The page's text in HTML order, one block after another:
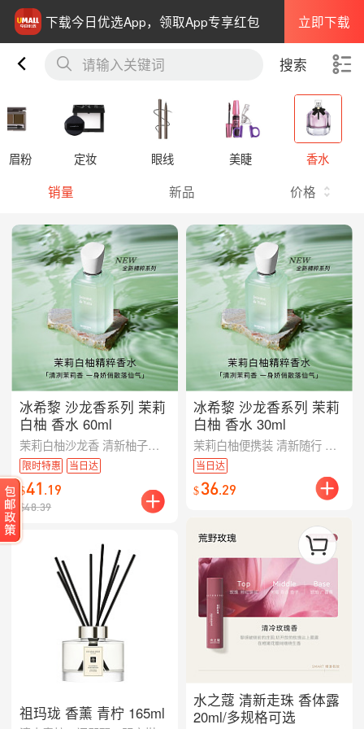
下载今日优选App，领取App专享红包 立即下载
请输入关键词 搜索
眉粉 定妆 眼线 美睫 香水
销量 新品 价格
冰希黎 沙龙香系列 茉莉
白柚 香水 60ml
茉莉白柚沙龙香 清新柚子与清雅茉莉 干净明亮的少女香
限时特惠
当日达
$41.19
$48.39
祖玛珑 香薰 青柠 165ml
冰希黎 沙龙香系列 茉莉
白柚 香水 30ml
茉莉白柚便携装 清新随行 小容量贴心 旅行必备
当日达
$36.29
水之蔻 清新走珠 香体露
20ml/多规格可选